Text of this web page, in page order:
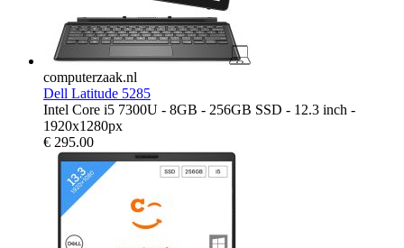
computerzaak.nl
Dell Latitude 5285
Intel Core i5 7300U - 8GB - 256GB SSD - 12.3 inch -
1920x1280px
€ 295.00